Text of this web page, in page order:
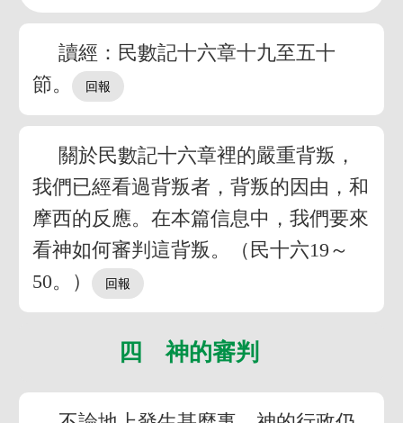
讀經：民數記十六章十九至五十
節。
關於民數記十六章裡的嚴重背叛，
我們已經看過背叛者，背叛的因由，和
摩西的反應。在本篇信息中，我們要來
看神如何審判這背叛。（民十六19～
50。）
四 神的審判